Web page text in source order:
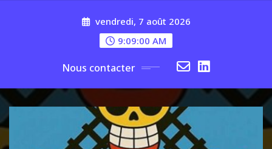
vendredi, 7 août 2026
9:09:01 AM
Nous contacter